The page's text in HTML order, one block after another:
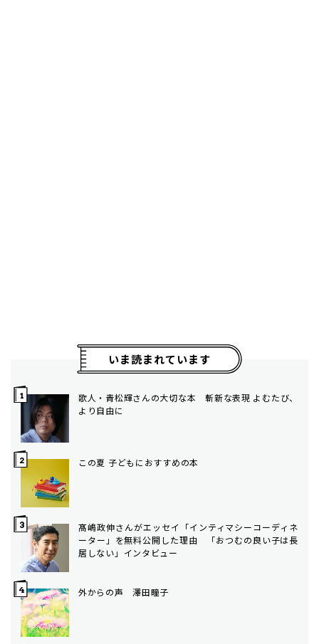
いま読まれています
歌人・青松輝さんの大切な本 斬新な表現 よむたび、
より自由に
この夏 子どもにおすすめの本
髙嶋政伸さんがエッセイ「インティマシーコーディネ
ーター」を無料公開した理由 「おつむの良い子は長
居しない」インタビュー
外からの声 澤田瞳子